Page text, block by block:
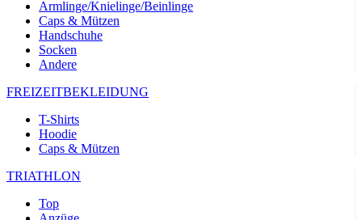
Armlinge/Knielinge/Beinlinge
Caps & Mützen
Handschuhe
Socken
Andere
FREIZEITBEKLEIDUNG
T-Shirts
Hoodie
Caps & Mützen
TRIATHLON
Top